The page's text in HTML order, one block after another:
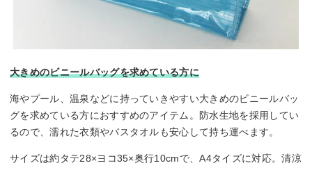
大きめのビニールバッグを求めている方に
海やプール、温泉などに持っていきやすい大きめのビニールバッ
グを求めている方におすすめのアイテム。防水生地を採用してい
るので、濡れた衣類やバスタオルも安心して持ち運べます。
サイズは約タテ28×ヨコ35×奥行10cmで、A4タイズに対応。清涼